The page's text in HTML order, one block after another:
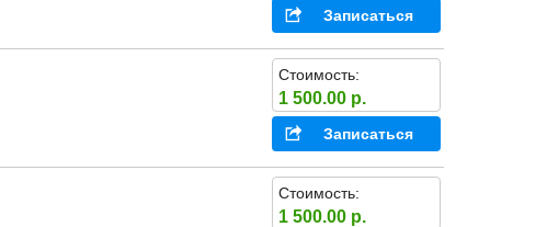
Записаться
Стоимость:
1 500.00 р.
Записаться
Стоимость:
1 500.00 р.